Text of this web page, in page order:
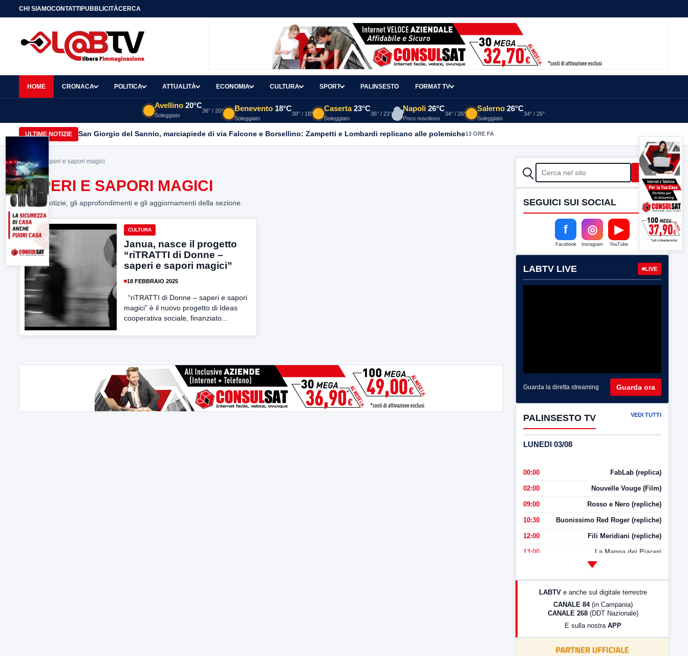
CHI SIAMOCONTATTIPUBBLICITÀCERCA
HOME CRONACA POLITICA ATTUALITÀ ECONOMIA CULTURA SPORT PALINSESTO FORMAT TV
Avellino 20°C
Soleggiato
36° / 20° Benevento 18°C
Soleggiato
38° / 18°
Caserta 23°C
Soleggiato
36° / 23°
Napoli 26°C
Poco nuvoloso
34° / 26°
Salerno 26°C
Soleggiato
34° / 26°
ULTIME NOTIZIE San Giorgio del Sannio, marciapiede di via Falcone e Borsellino: Zampetti e Lombardi replicano alle polemiche13 ORE FA
Home> Saperi e sapori magici
SAPERI E SAPORI MAGICI
Tutte le notizie, gli approfondimenti e gli aggiornamenti della sezione.
CULTURA
Janua, nasce il progetto
“riTRATTI di Donne –
saperi e sapori magici”
18 FEBBRAIO 2025
“riTRATTI di Donne – saperi e sapori
magici” è il nuovo progetto di Ideas
cooperativa sociale, finanziato...
CERCA Cerca
SEGUICI SUI SOCIAL
f
Facebook
◎
Instagram
▶
YouTube
LABTV LIVE LIVE
Guarda la diretta streaming Guarda ora
PALINSESTO TV VEDI TUTTI
LUNEDI 03/08
00:00 FabLab (replica)
02:00 Nouvelle Vouge (Film)
09:00 Rosso e Nero (repliche)
10:30 Buonissimo Red Roger (repliche)
12:00 Fili Meridiani (repliche)
13:00 La Mappa dei Piaceri
LabNews (Diretta)
LabNews (replica)
LABTV e anche sul digitale terrestre
CANALE 84 (in Campania)
CANALE 268 (DDT Nazionale)
E sulla nostra APP